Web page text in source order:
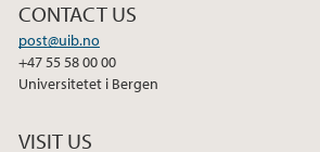
CONTACT US
post@uib.no
+47 55 58 00 00
Universitetet i Bergen
VISIT US